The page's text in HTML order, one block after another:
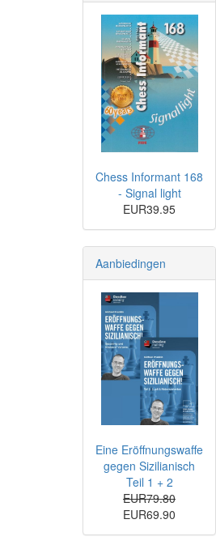
Chess Informant 168
- Signal light
EUR39.95
Aanbiedingen
Eine Eröffnungswaffe
gegen Sizilianisch
Teil 1 + 2
EUR79.80
EUR69.90